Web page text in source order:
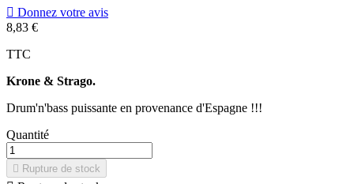
 Donnez votre avis
8,83 €
TTC
Krone & Strago.
Drum'n'bass puissante en provenance d'Espagne !!!
Quantité
 Rupture de stock